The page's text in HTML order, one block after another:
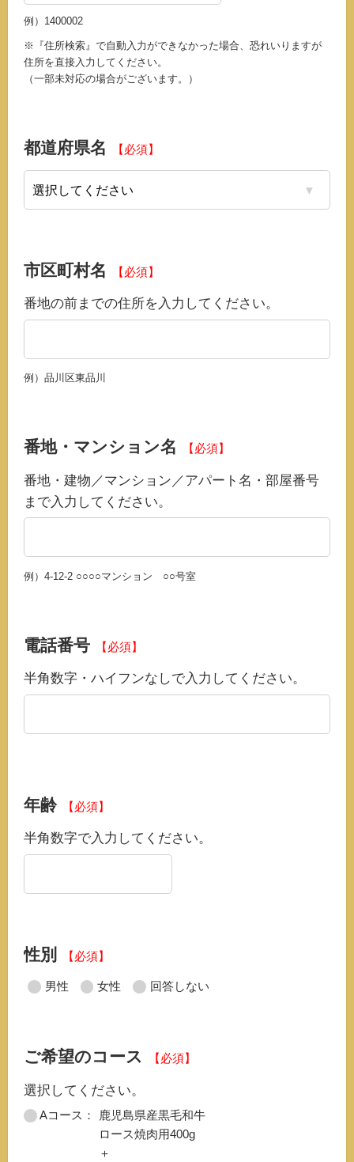
例）1400002
※『住所検索』で自動入力ができなかった場合、恐れいりますが
住所を直接入力してください。
（一部未対応の場合がございます。）
都道府県名 【必須】
市区町村名 【必須】
番地の前までの住所を入力してください。
例）品川区東品川
番地・マンション名 【必須】
番地・建物／マンション／アパート名・部屋番号
まで入力してください。
例）4-12-2 ○○○○マンション ○○号室
電話番号 【必須】
半角数字・ハイフンなしで入力してください。
年齢 【必須】
半角数字で入力してください。
性別 【必須】
男性 女性 回答しない
ご希望のコース 【必須】
選択してください。
Aコース：
鹿児島県産黒毛和牛
ロース焼肉用400g
＋